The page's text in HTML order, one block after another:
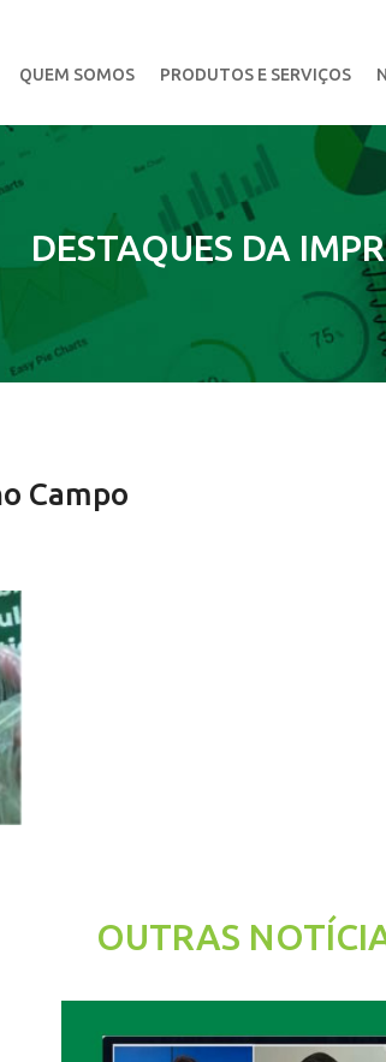
QUEM SOMOS PRODUTOS E SERVIÇOS
DESTAQUES DA
Campo
OUTRAS